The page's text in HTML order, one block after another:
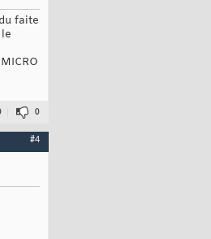
faite
0
#4